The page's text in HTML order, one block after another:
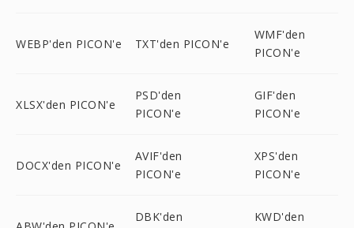
WEBP'den PICON'e TXT'den PICON'e
WMF'den
PICON'e
XLSX'den PICON'e
PSD'den
PICON'e
GIF'den
PICON'e
DOCX'den PICON'e
AVIF'den
PICON'e
XPS'den
PICON'e
DBK'den
KWD'den